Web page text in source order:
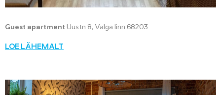
Guest apartment Uus tn 8, Valga linn 68203
LOE LÄHEMALT